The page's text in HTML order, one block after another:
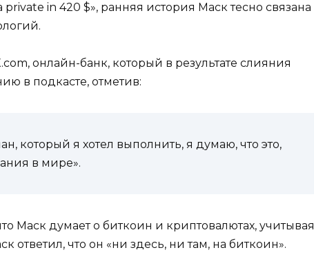
private in 420 $», ранняя история Маск тесно связана
онлайн-банк, который в результате слияния
в подкасте, отметив:
который я хотел выполнить, я думаю, что это,
в мире».
Маск думает о биткоин и криптовалютах, учитывая
ответил, что он «ни здесь, ни там, на биткоин».